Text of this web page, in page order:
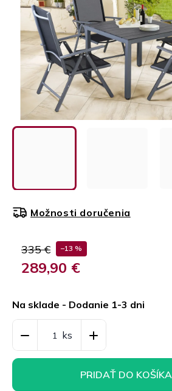
335 € –13 %
289,90 €
cena:
Na sklade - Dodanie 1-3 dni
Možnosti doručenia
PRIDAŤ DO KOŠÍKA